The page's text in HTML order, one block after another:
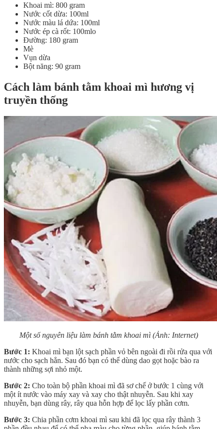
Khoai mì: 800 gram
Nước cốt dừa: 100ml
Nước màu lá dứa: 100ml
Nước ép cà rốt: 100mlo
Đường: 180 gram
Mè
Vụn dừa
Bột năng: 90 gram
Cách làm bánh tằm khoai mì hương vị
truyền thống
Một số nguyên liệu làm bánh tằm khoai mì (Ảnh: Internet)
Bước 1: Khoai mì bạn lột sạch phần vỏ bên ngoài đi rồi rửa qua với
nước cho sạch hẳn. Sau đó bạn có thể dùng dao gọt hoặc bào ra
thành những sợi nhỏ một.
Bước 2: Cho toàn bộ phần khoai mì đã sơ chế ở bước 1 cùng với
một ít nước vào máy xay và xay cho thật nhuyễn. Sau khi xay
nhuyễn, bạn dùng rây, rây qua hỗn hợp để lọc lấy phần cơm.
Bước 3: Chia phần cơm khoai mì sau khi đã lọc qua rây thành 3